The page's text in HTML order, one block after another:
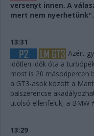
versenyt innen. A
mert nem
13:31
Azért
időtlen idők óta a
most is 20 másodpercen
a GT3-asok között a
balszerencse
utolsó ellenfelük, a BMW
13:29